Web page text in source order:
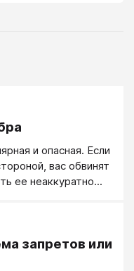
и опасная. Если
вас обвинят
ее неаккуратно...
запретов или